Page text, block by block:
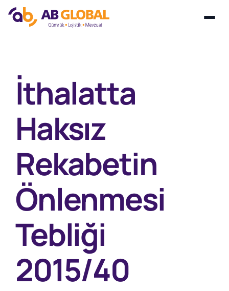
contentİthalatta
Haksız
Rekabetin
Önlenmesi
Tebliği
2015/40